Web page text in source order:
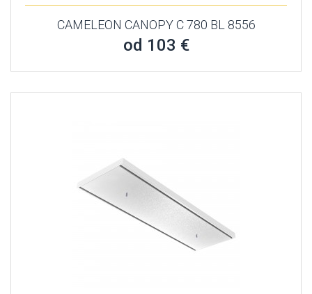
CAMELEON CANOPY C 780 BL 8556
od 103 €